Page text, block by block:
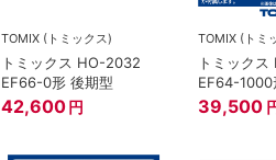
TOMIX (トミックス)
トミックス HO-2032
EF66-0形 後期型
42,600 円
TOMIX (トミ
トミック
EF64-1000
39,500